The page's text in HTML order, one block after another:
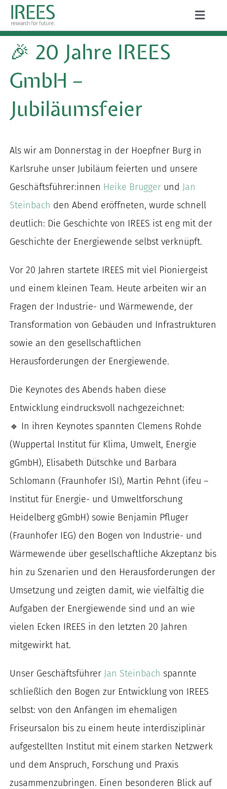
Zum
Inhalt
springen
Toggle
ÜBER UNS
PROJEKTE
KARRIERE
Suche
nach:
🎉 20 Jahre IREES
GmbH –
Jubiläumsfeier
Als wir am Donnerstag in der Hoepfner Burg in
Karlsruhe unser Jubiläum feierten und unsere
Geschäftsführer:innen Heike Brugger und Jan
Steinbach den Abend eröffneten, wurde schnell
deutlich: Die Geschichte von IREES ist eng mit der
Geschichte der Energiewende selbst verknüpft.
Vor 20 Jahren startete IREES mit viel Pioniergeist
und einem kleinen Team. Heute arbeiten wir an
Fragen der Industrie- und Wärmewende, der
Transformation von Gebäuden und Infrastrukturen
sowie an den gesellschaftlichen
Herausforderungen der Energiewende.
Die Keynotes des Abends haben diese
Entwicklung eindrucksvoll nachgezeichnet:
🔹 In ihren Keynotes spannten Clemens Rohde
(Wuppertal Institut für Klima, Umwelt, Energie
gGmbH), Elisabeth Dütschke und Barbara
Schlomann (Fraunhofer ISI), Martin Pehnt (ifeu –
Institut für Energie- und Umweltforschung
Heidelberg gGmbH) sowie Benjamin Pfluger
(Fraunhofer IEG) den Bogen von Industrie- und
Wärmewende über gesellschaftliche Akzeptanz bis
hin zu Szenarien und den Herausforderungen der
Umsetzung und zeigten damit, wie vielfältig die
Aufgaben der Energiewende sind und an wie
vielen Ecken IREES in den letzten 20 Jahren
mitgewirkt hat.
Unser Geschäftsführer Jan Steinbach spannte
schließlich den Bogen zur Entwicklung von IREES
selbst: von den Anfängen im ehemaligen
Friseursalon bis zu einem heute interdisziplinär
aufgestellten Institut mit einem starken Netzwerk
und dem Anspruch, Forschung und Praxis
zusammenzubringen. Einen besonderen Blick auf